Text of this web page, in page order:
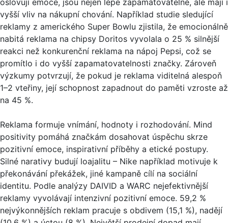
vyšší vliv na nákupní chování. Například studie sledující
reklamy z amerického Super Bowlu zjistila, že emocionálně
nabitá reklama na chipsy Doritos vyvolala o 25 % silnější
reakci než konkurenční reklama na nápoj Pepsi, což se
promítlo i do vyšší zapamatovatelnosti značky. Zároveň
výzkumy potvrzují, že pokud je reklama viditelná alespoň
1–2 vteřiny, její schopnost zapadnout do paměti vzroste až
na 45 %.
Reklama formuje vnímání, hodnoty i rozhodování. Mind
positivity pomáhá značkám dosahovat úspěchu skrze
pozitivní emoce, inspirativní příběhy a etické postupy.
Silné narativy budují loajalitu – Nike například motivuje k
překonávání překážek, jiné kampaně cílí na sociální
identitu. Podle analýzy DAIVID a WARC nejefektivnější
reklamy vyvolávají intenzivní pozitivní emoce. 59,2 %
nejvýkonnějších reklam pracuje s obdivem (15,1 %), nadějí